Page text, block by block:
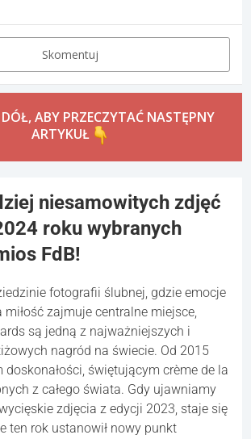
Skomentuj
ABY PRZECZYTAĆ NASTĘPNY
ARTYKUŁ
niesamowitych zdjęć
roku wybranych
FdB!
fotografii ślubnej, gdzie emocje
miłość zajmuje centralne miejsce,
są jedną z najważniejszych i
nagród na świecie. Od 2015
doskonałości, świętującym crème de la
z całego świata. Gdy ujawniamy
zdjęcia z edycji 2023, staje się
ten rok ustanowił nowy punkt